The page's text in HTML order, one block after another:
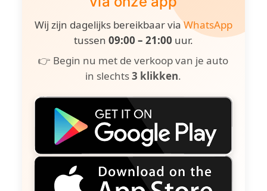
Wij zijn dagelijks bereikbaar viaWhatsApp
tussen 09:00 – 21:00 uur.
👉 Begin nu met de verkoop van je auto
in slechts3 klikken.